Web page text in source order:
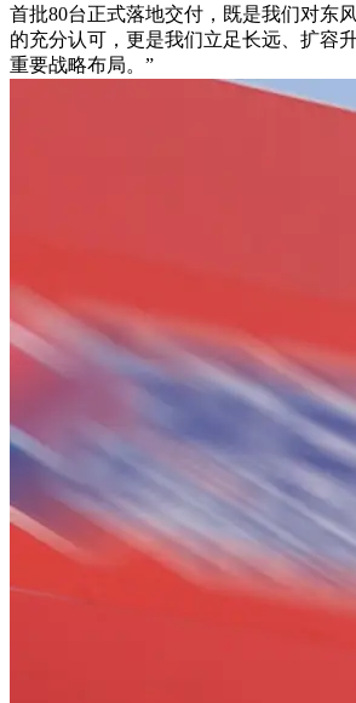
首批80台正式落地交付，既是我们对东
的充分认可，更是我们立足长远、扩容
重要战略布局。”